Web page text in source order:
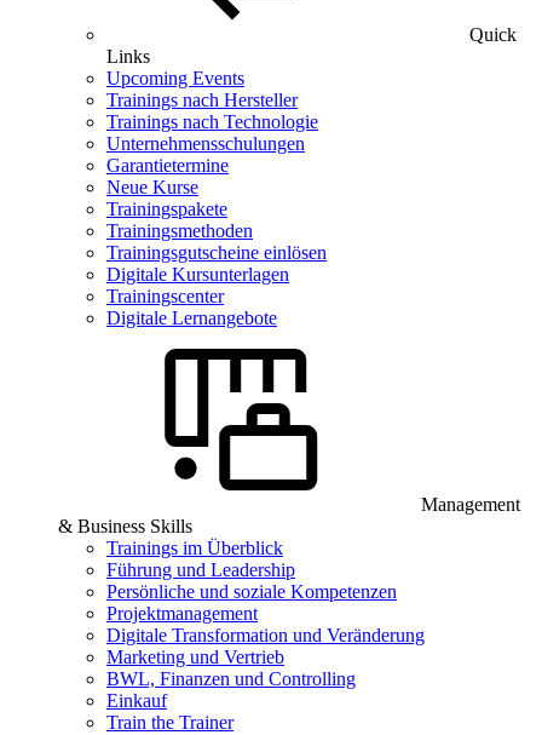
Quick
Links
Upcoming Events
Trainings nach Hersteller
Trainings nach Technologie
Unternehmensschulungen
Garantietermine
Neue Kurse
Trainingspakete
Trainingsmethoden
Trainingsgutscheine einlösen
Digitale Kursunterlagen
Trainingscenter
Digitale Lernangebote
Management
& Business Skills
Trainings im Überblick
Führung und Leadership
Persönliche und soziale Kompetenzen
Projektmanagement
Digitale Transformation und Veränderung
Marketing und Vertrieb
BWL, Finanzen und Controlling
Einkauf
Train the Trainer